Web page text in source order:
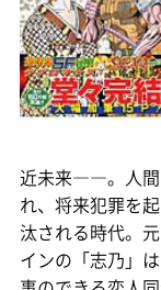
近未来――。人間
れ、将来犯罪を
汰される時代。
インの「志乃」